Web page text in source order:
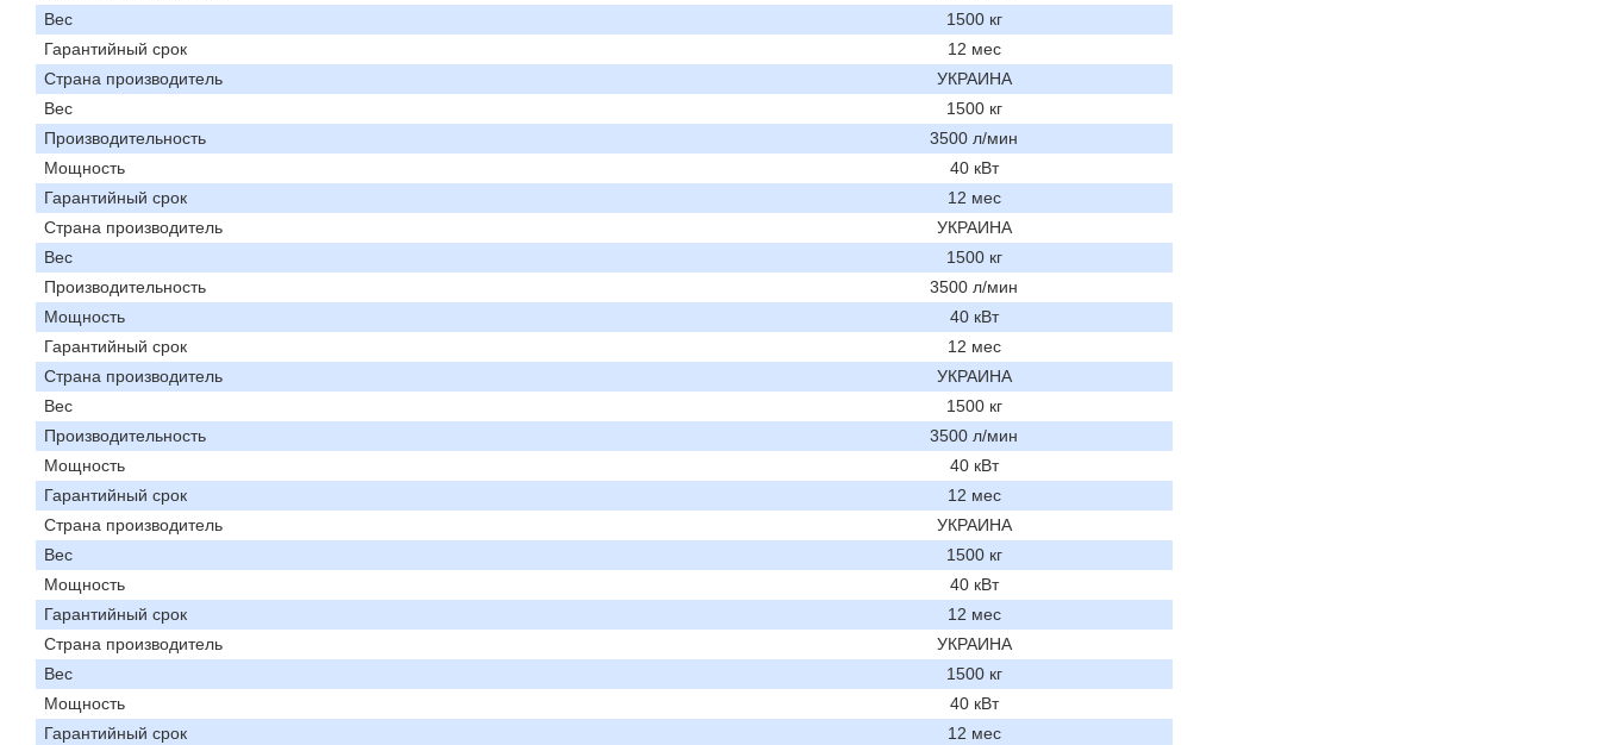
Вес
1500 кг
Гарантийный срок
12 мес
Страна производитель
УКРАИНА
Вес
1500 кг
Производительность
3500 л/мин
Мощность
40 кВт
Гарантийный срок
12 мес
Страна производитель
УКРАИНА
Вес
1500 кг
Производительность
3500 л/мин
Мощность
40 кВт
Гарантийный срок
12 мес
Страна производитель
УКРАИНА
Вес
1500 кг
Производительность
3500 л/мин
Мощность
40 кВт
Гарантийный срок
12 мес
Страна производитель
УКРАИНА
Вес
1500 кг
Мощность
40 кВт
Гарантийный срок
12 мес
Страна производитель
УКРАИНА
Вес
1500 кг
Мощность
40 кВт
Гарантийный срок
12 мес